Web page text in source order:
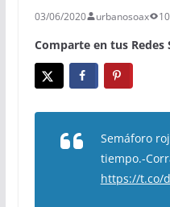
03/06/2020 urbanosoax
Comparte en tus Redes
Semáforo
tiempo.-
https://t.co/